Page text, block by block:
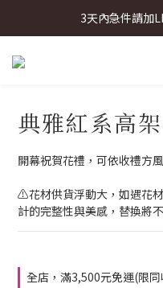
3天內急件請加
3天內急件請加
3天內急件請加
典雅紅系高
開幕祝賀花禮，可依收禮方
⚠️花材供貨浮動大，如遇花
計的完整性與美感，替換將
全店，滿3,500元免運(限